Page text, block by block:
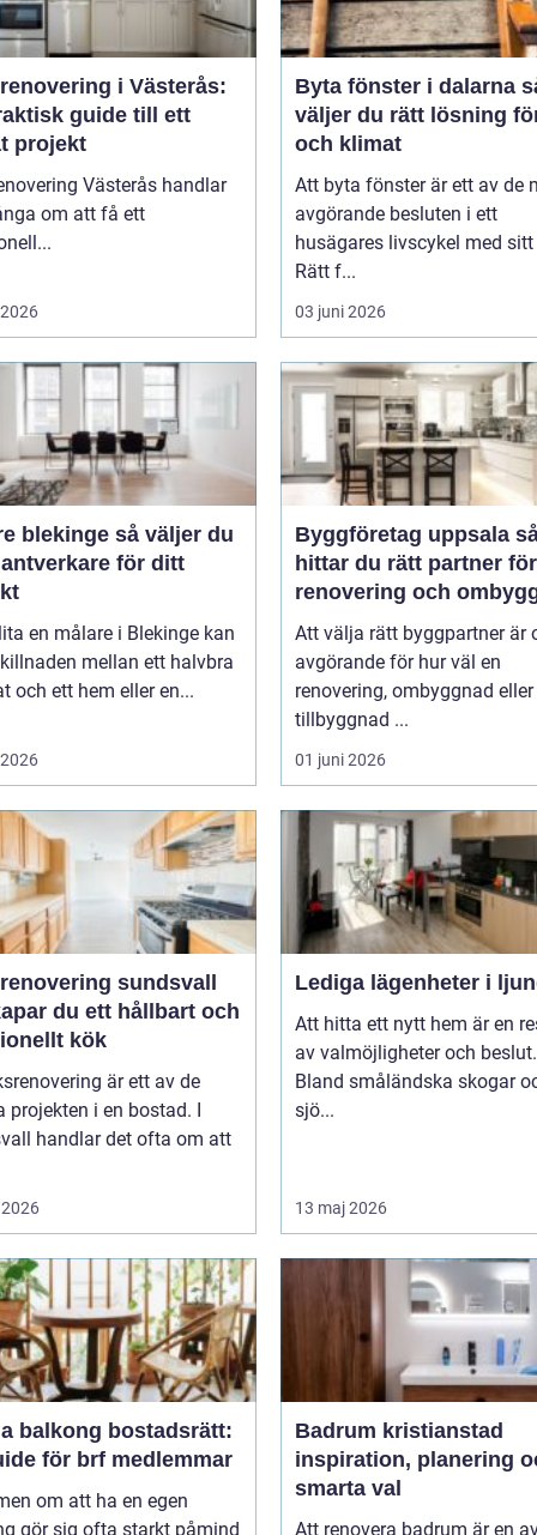
i Västerås:
guide till ett
projekt
Västerås handlar
om att få ett
Byta fönster i dalarna så
väljer du rätt lösning
och klimat
Att byta fönster är ett av de
avgörande besluten i ett
husägares livscykel med
Rätt f...
03 juni 2026
så väljer du
för ditt
en målare i Blekinge kan
mellan ett halvbra
och ett hem eller en...
Byggföretag uppsala så
hittar du rätt partner för
renovering och
Att välja rätt byggpartner är
avgörande för hur väl en
renovering, ombyggnad eller
tillbyggnad ...
01 juni 2026
sundsvall
du ett hållbart och
kök
är ett av de
projekten i en bostad. I
handlar det ofta om att
Lediga lägenheter i
Att hitta ett nytt hem är en
av valmöjligheter och beslut.
Bland småländska skogar
sjö...
13 maj 2026
balkong bostadsrätt:
för brf medlemmar
om att ha en egen
gör sig ofta starkt påmind
Badrum kristianstad
inspiration, planering
smarta val
Att renovera badrum är en